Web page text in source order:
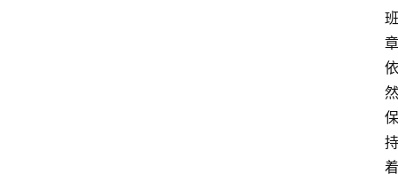
班
章
依
然
保
持
着